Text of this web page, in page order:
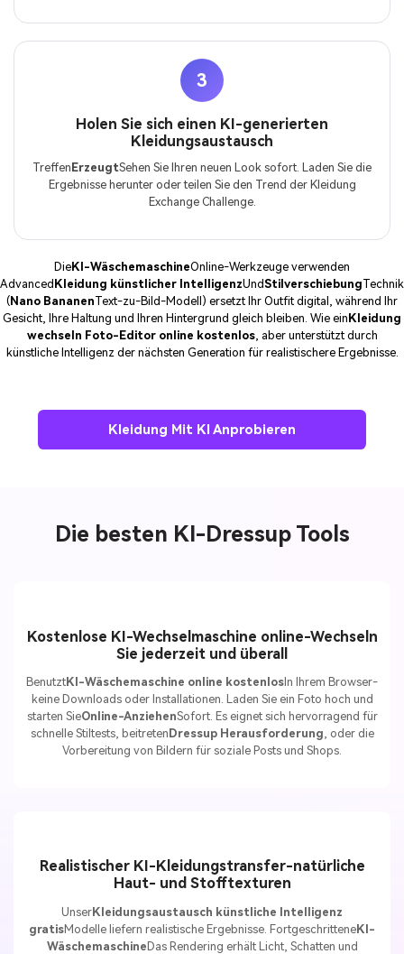
3
Holen Sie sich einen KI-generierten
Kleidungsaustausch
Treffen ErzeugtSehen Sie Ihren neuen Look sofort. Laden Sie die
Ergebnisse herunter oder teilen Sie den Trend der Kleidung
Exchange Challenge.
DieKI-WäschemaschineOnline-Werkzeuge verwenden
AdvancedKleidung künstlicher IntelligenzUndStilverschiebungTechnik
(Nano BananenText-zu-Bild-Modell) ersetzt Ihr Outfit digital, während Ihr
Gesicht, Ihre Haltung und Ihren Hintergrund gleich bleiben. Wie einKleidung
wechseln Foto-Editor online kostenlos, aber unterstützt durch
künstliche Intelligenz der nächsten Generation für realistischere Ergebnisse.
Kleidung Mit KI Anprobieren
Die besten KI-Dressup Tools
Kostenlose KI-Wechselmaschine online-Wechseln
Sie jederzeit und überall
Benutzt KI-Wäschemaschine online kostenlos In Ihrem Browser-
keine Downloads oder Installationen. Laden Sie ein Foto hoch und
starten SieOnline-AnziehenSofort. Es eignet sich hervorragend für
schnelle Stiltests, beitreten Dressup Herausforderung, oder die
Vorbereitung von Bildern für soziale Posts und Shops.
Realistischer KI-Kleidungstransfer-natürliche
Haut- und Stofftexturen
Unser Kleidungsaustausch künstliche Intelligenz
gratisModelle liefern realistische Ergebnisse. Fortgeschrittene KI-
Wäschemaschine Das Rendering erhält Licht, Schatten und